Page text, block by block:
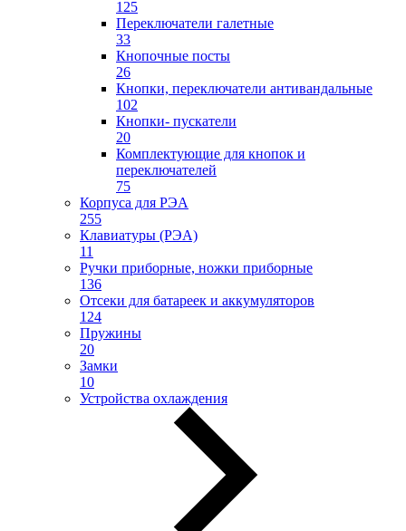
125
Переключатели галетные
33
Кнопочные посты
26
Кнопки, переключатели антивандальные
102
Кнопки- пускатели
20
Комплектующие для кнопок и
переключателей
75
Корпуса для РЭА
255
Клавиатуры (РЭА)
11
Ручки приборные, ножки приборные
136
Отсеки для батареек и аккумуляторов
124
Пружины
20
Замки
10
Устройства охлаждения